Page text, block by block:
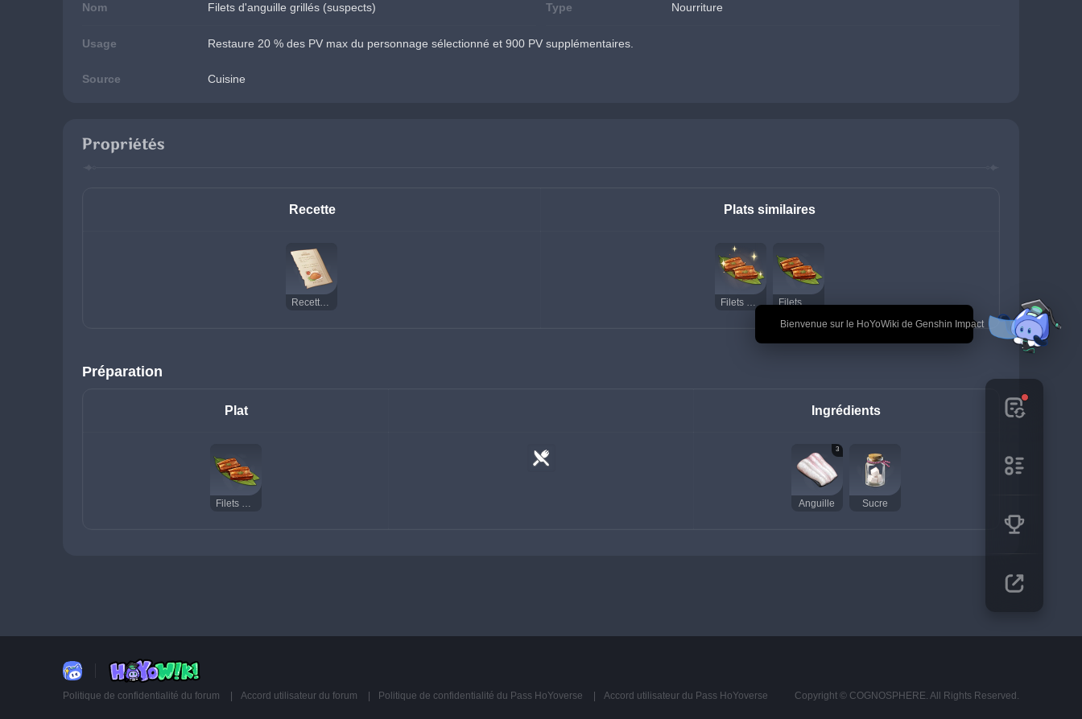
🎉 Bienvenue sur le HoYoWiki de Genshin Impact
Nom Filets d'anguille grillés (suspects) Type Nourriture
Usage Restaure 20 % des PV max du personnage sélectionné et 900 PV supplémentaires.
Source Cuisine
Propriétés
Recette Plats similaires
Recette : Filets d'anguille grillés Filets d'anguille grillés (délicieux) Filets d'anguille grillés
Préparation
Plat Ingrédients
Filets d'anguille grillés
3
Anguille Sucre
Politique de confidentialité du forum Accord utilisateur du forum Politique de confidentialité du Pass HoYoverse Accord utilisateur du Pass HoYoverse Copyright © COGNOSPHERE. All Rights Reserved.